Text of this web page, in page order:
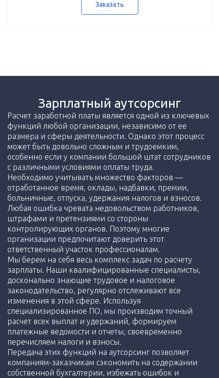
Заказать
Зарплатный аутсорсинг
Расчет заработной платы является одной из ключевых
функций любой организации, независимо от ее
размера и сферы деятельности. Однако этот процесс
может быть довольно сложным и трудоемким,
особенно если у компании большой штат сотрудников
с различными условиями оплаты труда.
Необходимо учитывать множество факторов —
отработанное время, оклады, надбавки, премии,
больничные, отпуска, удержания налогов и взносов.
Любая ошибка чревата недовольством работников,
штрафами и претензиями со стороны
контролирующих органов. Поэтому многие
организации предпочитают доверить этот
ответственный участок профессионалам.
Мы берем на себя весь комплекс задач по расчету
зарплаты. Наши квалифицированные специалисты,
досконально знающие трудовое и налоговое
законодательство, регулярно отслеживают все
изменения в этой сфере. Используя
специализированное ПО, мы производим точный
расчет всех выплат и удержаний, формируем
платежные ведомости и отчеты, своевременно
перечисляем налоги и взносы.
Передача этих функций на аутсорсинг позволяет
компаниям-заказчикам сэкономить на содержании
собственной бухгалтерии, избежать ошибок и